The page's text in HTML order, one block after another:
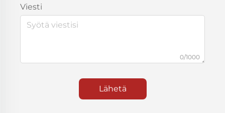
Viesti
0/1000
Lähetä